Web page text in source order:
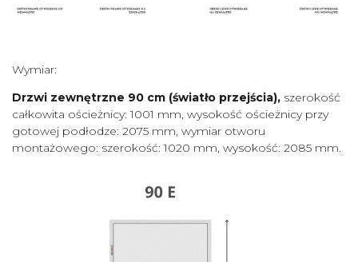
Wymiar:
Drzwi zewnętrzne 90 cm (światło przejścia), szerokość
całkowita ościeżnicy: 1001 mm, wysokość ościeżnicy przy
gotowej podłodze: 2075 mm, wymiar otworu
montażowego: szerokość: 1020 mm, wysokość: 2085 mm.